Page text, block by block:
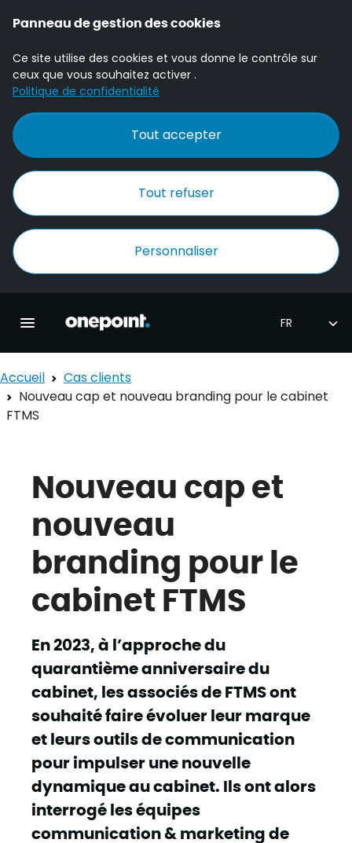
Panneau de gestion des cookies
Ce site utilise des cookies et vous donne le contrôle sur
ceux que vous souhaitez activer .
Politique de confidentialité
Tout accepter
Tout refuser
Personnaliser
Accueil Onepoint
Accueil
Cas clients
Nouveau cap et nouveau branding pour le cabinet
FTMS
Nouveau cap et
nouveau
branding pour le
cabinet FTMS
En 2023, à l’approche du
quarantième anniversaire du
cabinet, les associés de FTMS ont
souhaité faire évoluer leur marque
et leurs outils de communication
pour impulser une nouvelle
dynamique au cabinet. Ils ont alors
interrogé les équipes
communication & marketing de